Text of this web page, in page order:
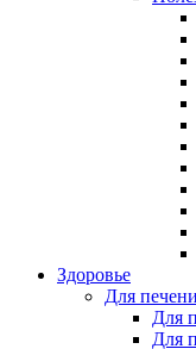
Здоровье
Для
Для
Для